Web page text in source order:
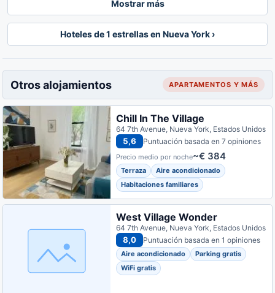
Mostrar más
Hoteles de 1 estrellas en Nueva York ›
Otros alojamientos APARTAMENTOS Y MÁS
Chill In The Village
64 7th Avenue, Nueva York, Estados Unidos
5,6 Puntuación basada en 7 opiniones
Precio medio por noche~€ 384
Terraza
Aire acondicionado
Habitaciones familiares
West Village Wonder
64 7th Avenue, Nueva York, Estados Unidos
8,0 Puntuación basada en 1 opiniones
Aire acondicionado
Parking gratis
WiFi gratis